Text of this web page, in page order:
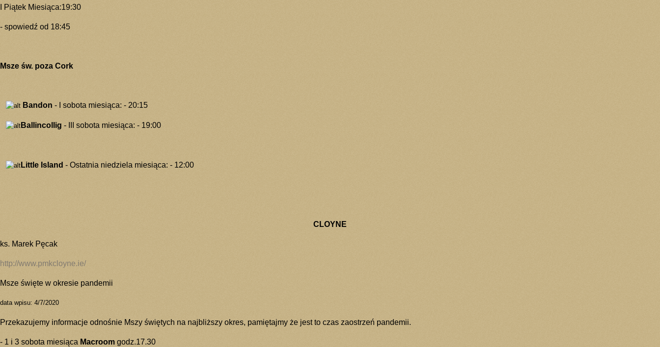
I Piątek Miesiąca:19:30
- spowiedź od 18:45
Msze św. poza Cork
Bandon - I sobota miesiąca: - 20:15
Ballincollig - III sobota miesiąca: - 19:00
Little Island - Ostatnia niedziela miesiąca: - 12:00
CLOYNE
ks. Marek Pęcak
http://www.pmkcloyne.ie/
Msze święte w okresie pandemii
data wpisu: 4/7/2020
Przekazujemy informacje odnośnie Mszy świętych na najbliższy okres, pamiętajmy że jest to czas zaostrzeń pandemii.
- 1 i 3 sobota miesiąca Macroom godz.17.30